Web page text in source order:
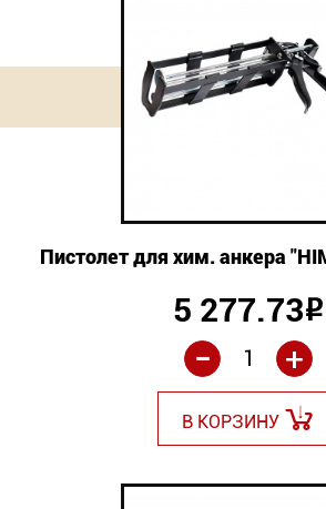
Пистолет для хим. анкера
5 277.73Р
+
-
В КОРЗИНУ